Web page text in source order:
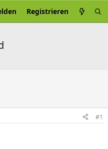
Registrieren
#1